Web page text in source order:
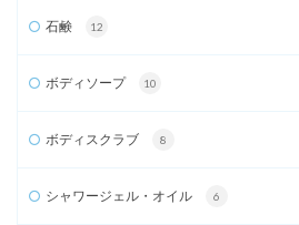
石鹸 12
ボディソープ 10
ボディスクラブ 8
シャワージェル・オイル 6